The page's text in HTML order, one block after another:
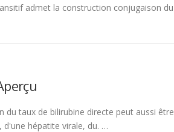
admet la construction conjugaison du
du taux de bilirubine directe peut aussi être
d'une hépatite virale, du. …